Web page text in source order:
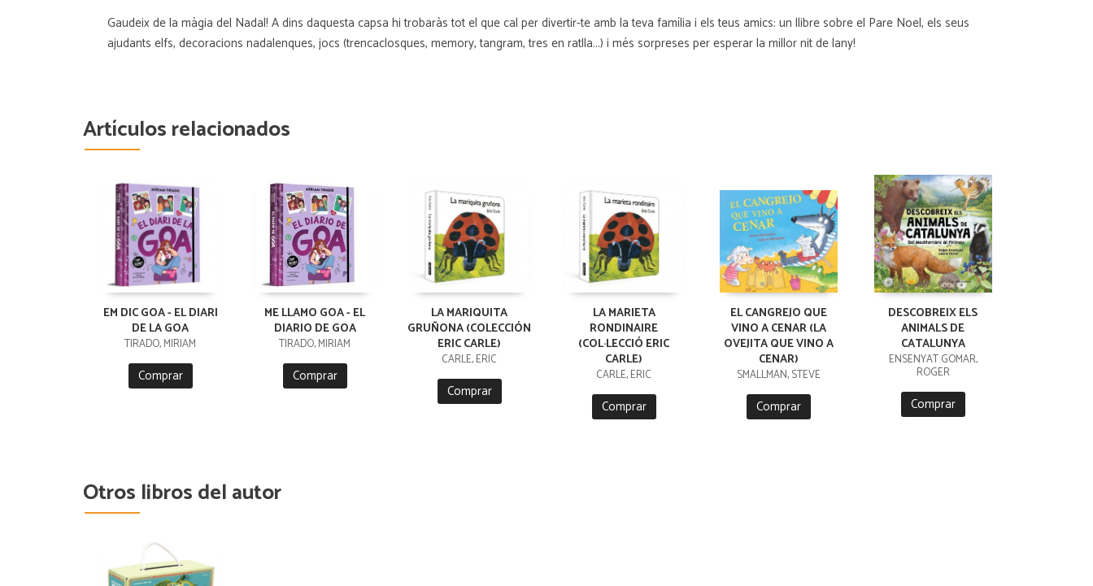
Gaudeix de la màgia del Nadal! A dins daquesta capsa hi trobaràs tot el que cal per divertir-te amb la teva família i els teus amics: un llibre sobre el Pare Noel, els seus
ajudants elfs, decoracions nadalenques, jocs (trencaclosques, memory, tangram, tres en ratlla...) i més sorpreses per esperar la millor nit de lany!
Artículos relacionados
EM DIC GOA - EL DIARI
DE LA GOA
TIRADO, MIRIAM
Comprar
ME LLAMO GOA - EL
DIARIO DE GOA
TIRADO, MIRIAM
Comprar
LA MARIQUITA
GRUÑONA (COLECCIÓN
ERIC CARLE)
CARLE, ERIC
Comprar
LA MARIETA
RONDINAIRE
(COL·LECCIÓ ERIC
CARLE)
CARLE, ERIC
Comprar
EL CANGREJO QUE
VINO A CENAR (LA
OVEJITA QUE VINO A
CENAR)
SMALLMAN, STEVE
Comprar
DESCOBREIX ELS
ANIMALS DE
CATALUNYA
ENSENYAT GOMAR,
ROGER
Comprar
Otros libros del autor